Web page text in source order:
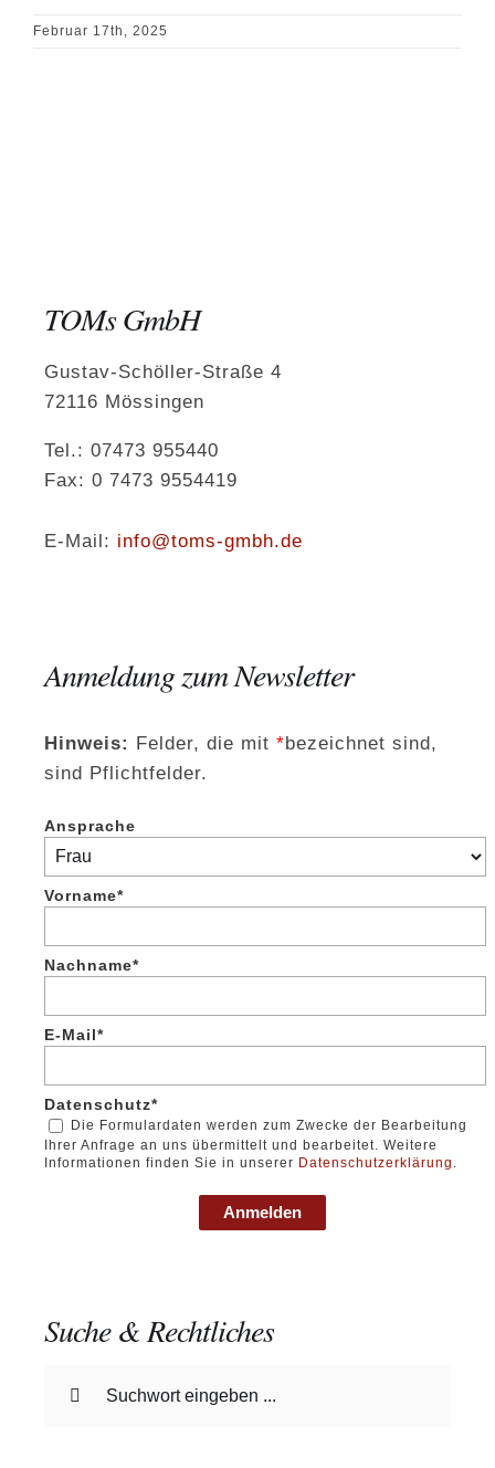
Februar 17th, 2025
TOMs GmbH
Gustav-Schöller-Straße 4
72116 Mössingen
Tel.: 07473 955440
Fax: 0 7473 9554419
E-Mail: info@toms-gmbh.de
Anmeldung zum Newsletter
Hinweis: Felder, die mit *bezeichnet sind,
sind Pflichtfelder.
Ansprache
Vorname*
Nachname*
E-Mail*
Datenschutz*
Die Formulardaten werden zum Zwecke der Bearbeitung
Ihrer Anfrage an uns übermittelt und bearbeitet. Weitere
Informationen finden Sie in unserer Datenschutzerklärung .
Anmelden
Suche & Rechtliches
nach: